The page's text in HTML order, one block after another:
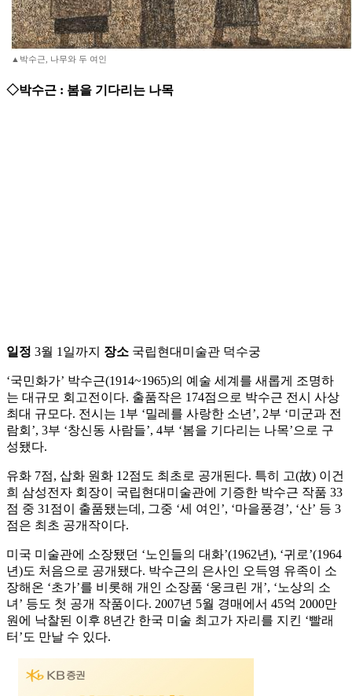
▲박수근, 나무와 두 여인
◇박수근 : 봄을 기다리는 나목
일정 3월 1일까지 장소 국립현대미술관 덕수궁
‘국민화가’ 박수근(1914~1965)의 예술 세계를 새롭게 조명하
는 대규모 회고전이다. 출품작은 174점으로 박수근 전시 사상
최대 규모다. 전시는 1부 ‘밀레를 사랑한 소년’, 2부 ‘미군과 전
람회’, 3부 ‘창신동 사람들’, 4부 ‘봄을 기다리는 나목’으로 구
성됐다.
유화 7점, 삽화 원화 12점도 최초로 공개된다. 특히 고(故) 이건
희 삼성전자 회장이 국립현대미술관에 기증한 박수근 작품 33
점 중 31점이 출품됐는데, 그중 ‘세 여인’, ‘마을풍경’, ‘산’ 등 3
점은 최초 공개작이다.
미국 미술관에 소장됐던 ‘노인들의 대화’(1962년), ‘귀로’(1964
년)도 처음으로 공개됐다. 박수근의 은사인 오득영 유족이 소
장해온 ‘초가’를 비롯해 개인 소장품 ‘웅크린 개’, ‘노상의 소
녀’ 등도 첫 공개 작품이다. 2007년 5월 경매에서 45억 2000만
원에 낙찰된 이후 8년간 한국 미술 최고가 자리를 지킨 ‘빨래
터’도 만날 수 있다.